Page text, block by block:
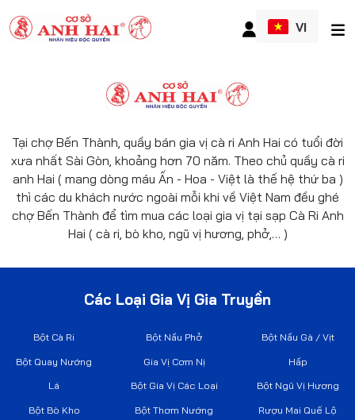
VI
Tại chợ Bến Thành, quầy bán gia vị cà ri Anh Hai có tuổi đời
xưa nhất Sài Gòn, khoảng hơn 70 năm. Theo chủ quầy cà ri
anh Hai ( mang dòng máu Ấn - Hoa - Việt là thế hệ thứ ba )
thì các du khách nước ngoài mỗi khi về Việt Nam đều ghé
chợ Bến Thành để tìm mua các loại gia vị tại sạp Cà Ri Anh
Hai ( cà ri, bò kho, ngũ vị hương, phở,… )
Các Loại Gia Vị Gia Truyền
Bột Cà Ri Bột Nấu Phở Bột Nấu Gà / Vịt
Bột Quay Nướng Gia Vị Cơm Nị Hấp
Lá Bột Gia Vị Các Loại Bột Ngũ Vị Hương
Bột Bò Kho Bột Thơm Nướng Rượu Mai Quế Lộ